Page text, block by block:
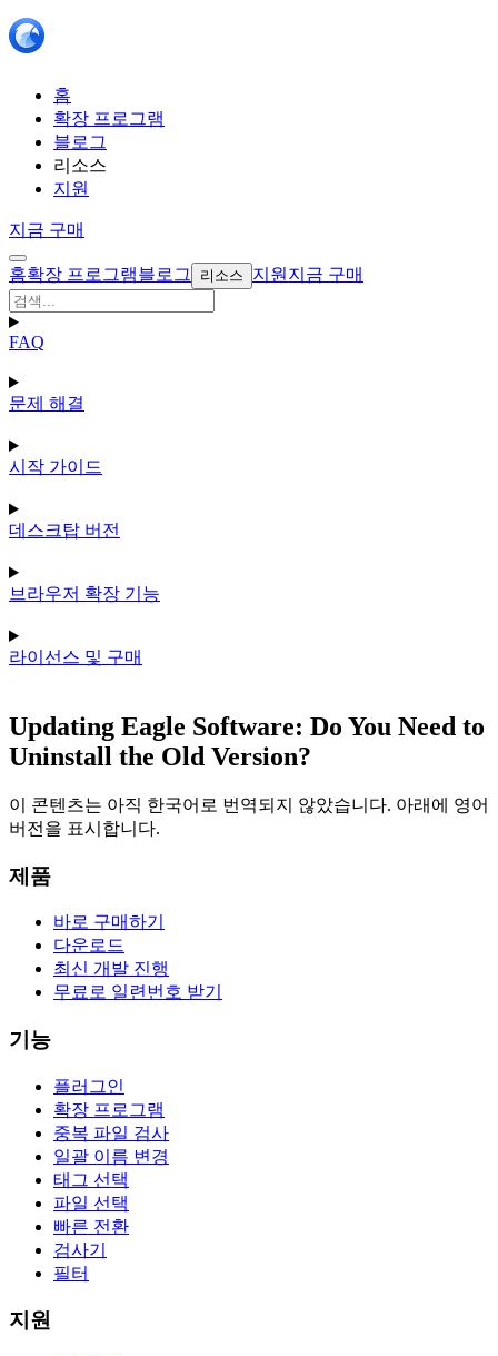
홈
확장 프로그램
블로그
리소스
지원
지금 구매
홈확장 프로그램블로그 리소스 지원 지금 구매
FAQ
문제 해결
시작 가이드
데스크탑 버전
브라우저 확장 기능
라이선스 및 구매
Updating Eagle Software: Do You Need to
Uninstall the Old Version?
이 콘텐츠는 아직 한국어로 번역되지 않았습니다. 아래에 영어
버전을 표시합니다.
제품
바로 구매하기
다운로드
최신 개발 진행
무료로 일련번호 받기
기능
플러그인
확장 프로그램
중복 파일 검사
일괄 이름 변경
태그 선택
파일 선택
빠른 전환
검사기
필터
지원